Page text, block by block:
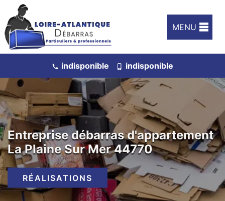
MENU
indisponible indisponible
Entreprise débarras d'appartement
La Plaine Sur Mer 44770
RÉALISATIONS